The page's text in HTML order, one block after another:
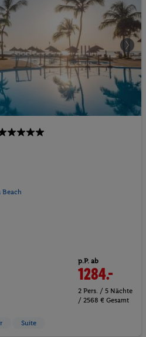
Beach
p.P. ab
1284.-
2 Pers. / 5 Nächte
/ 2568 € Gesamt
Suite